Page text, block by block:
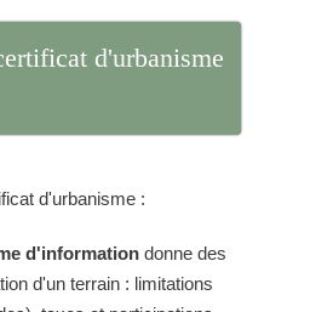
d'urbanisme
d'urbanisme :
d'information donne des
d'un terrain : limitations